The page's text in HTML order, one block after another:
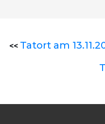
<< Tatort am